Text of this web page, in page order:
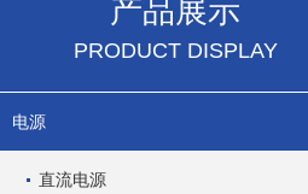
产品展示
PRODUCT DISPLAY
电源
直流电源